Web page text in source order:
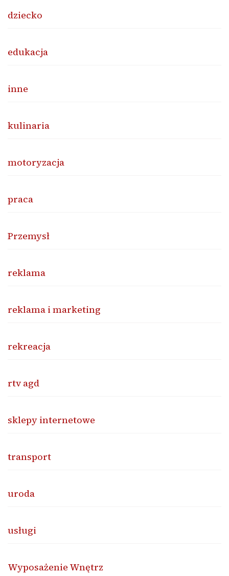
dziecko
edukacja
inne
kulinaria
motoryzacja
praca
Przemysł
reklama
reklama i marketing
rekreacja
rtv agd
sklepy internetowe
transport
uroda
usługi
Wyposażenie Wnętrz